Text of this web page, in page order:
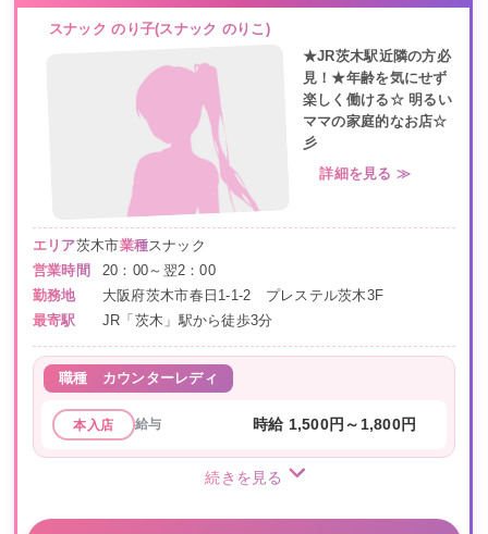
スナック のり子(スナック のりこ)
★JR茨木駅近隣の方必
見！★年齢を気にせず
楽しく働ける☆ 明るい
ママの家庭的なお店☆
彡
詳細を見る ≫
エリア茨木市業種スナック
営業時間
20：00～翌2：00
勤務地
大阪府茨木市春日1-1-2 プレステル茨木3F
最寄駅
JR「茨木」駅から徒歩3分
職種 カウンターレディ
本入店 給与 時給 1,500円～1,800円
続きを見る